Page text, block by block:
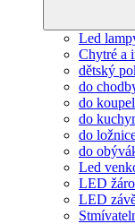
Led
Chytré a
dětský
do
do
do
do
do
Led
LED
LED